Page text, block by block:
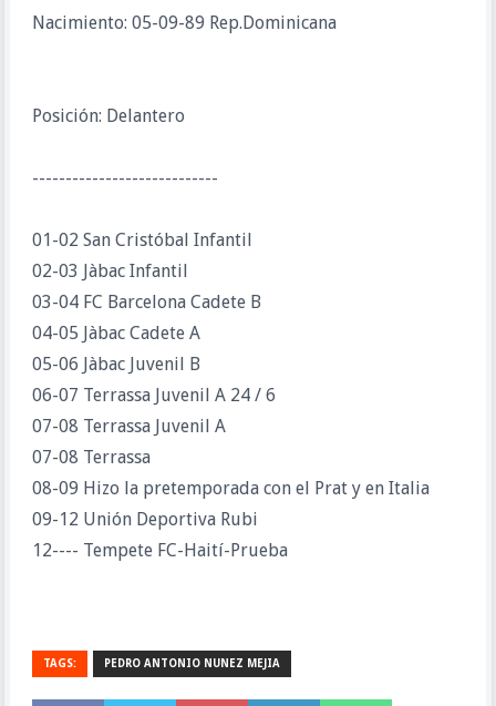
Nacimiento: 05-09-89 Rep.Dominicana
Posición: Delantero
----------------------------
01-02 San Cristóbal Infantil
02-03 Jàbac Infantil
03-04 FC Barcelona Cadete B
04-05 Jàbac Cadete A
05-06 Jàbac Juvenil B
06-07 Terrassa Juvenil A 24 / 6
07-08 Terrassa Juvenil A
07-08 Terrassa
08-09 Hizo la pretemporada con el Prat y en Italia
09-12 Unión Deportiva Rubi
12---- Tempete FC-Haití-Prueba
TAGS: PEDRO ANTONIO NUNEZ MEJIA